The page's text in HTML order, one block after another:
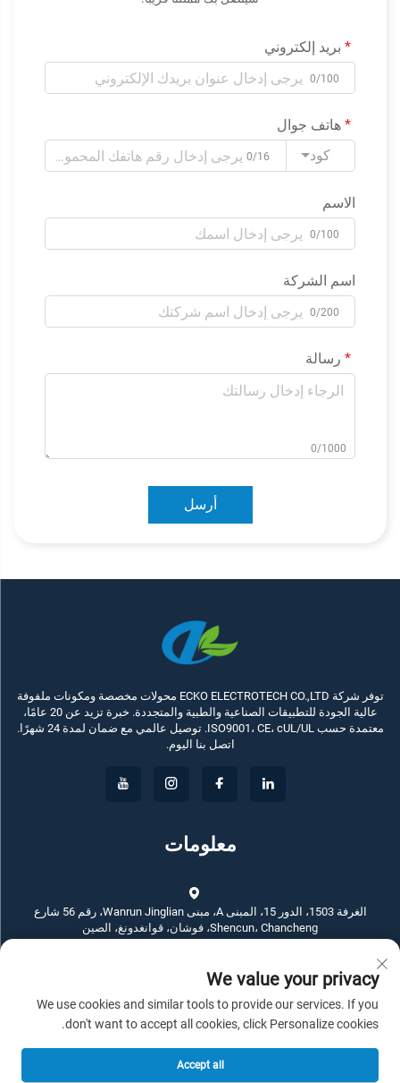
بريد إلكتروني
0/100
هاتف جوال
كود
0/16
الاسم
0/100
اسم الشركة
0/200
رسالة
0/1000
أرسل
توفر شركة ECKO ELECTROTECH CO.,LTD محولات مخصصة ومكونات ملفوفة
عالية الجودة للتطبيقات الصناعية والطبية والمتجددة. خبرة تزيد عن 20 عامًا،
معتمدة حسب ISO9001، CE، cUL/UL. توصيل عالمي مع ضمان لمدة 24 شهرًا.
اتصل بنا اليوم.
معلومات
الغرفة 1503، الدور 15، المبنى A، مبنى Wanrun Jinglian، رقم 56 شارع
Shencun، Chancheng، فوشان، قوانغدونغ، الصين
+86-757-83789311
We value your privacy
We use cookies and similar tools to provide our services. If you
don't want to accept all cookies, click Personalize cookies.
Accept all